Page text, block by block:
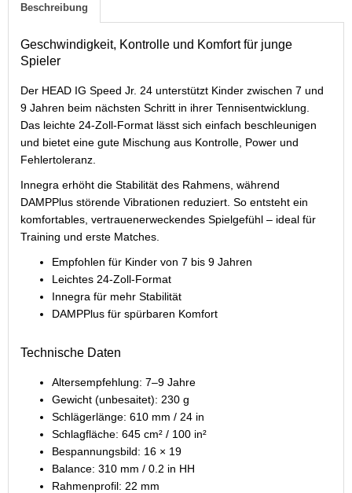
Beschreibung
Geschwindigkeit, Kontrolle und Komfort für junge
Spieler
Der HEAD IG Speed Jr. 24 unterstützt Kinder zwischen 7 und
9 Jahren beim nächsten Schritt in ihrer Tennisentwicklung.
Das leichte 24-Zoll-Format lässt sich einfach beschleunigen
und bietet eine gute Mischung aus Kontrolle, Power und
Fehlertoleranz.
Innegra erhöht die Stabilität des Rahmens, während
DAMPPlus störende Vibrationen reduziert. So entsteht ein
komfortables, vertrauenerweckendes Spielgefühl – ideal für
Training und erste Matches.
Empfohlen für Kinder von 7 bis 9 Jahren
Leichtes 24-Zoll-Format
Innegra für mehr Stabilität
DAMPPlus für spürbaren Komfort
Technische Daten
Altersempfehlung: 7–9 Jahre
Gewicht (unbesaitet): 230 g
Schlägerlänge: 610 mm / 24 in
Schlagfläche: 645 cm² / 100 in²
Bespannungsbild: 16 × 19
Balance: 310 mm / 0.2 in HH
Rahmenprofil: 22 mm